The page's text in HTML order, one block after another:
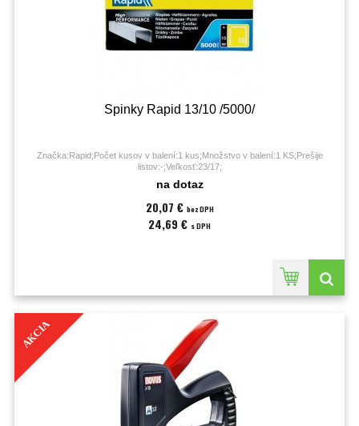
Spinky Rapid 13/10 /5000/
Značka:Rapid;Počet kusov v balení:1 kus;Množstvo v balení:1 KS;Prešije
listov:-;Veľkosť:23/17;
na dotaz
20,07 € bez DPH
24,69 € s DPH
AKCIA